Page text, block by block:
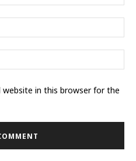
website in this browser for the